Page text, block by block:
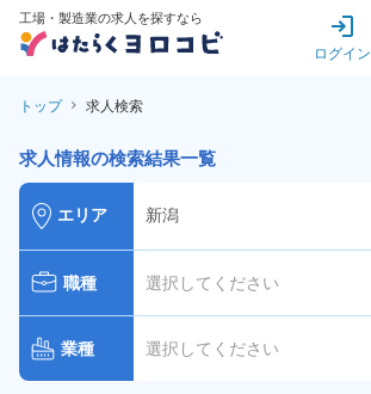
工場・製造業の求人を探すなら
ログイン
トップ 求人検索
求人情報の検索結果一覧
エリア 新潟
職種 選択してください
業種 選択してください